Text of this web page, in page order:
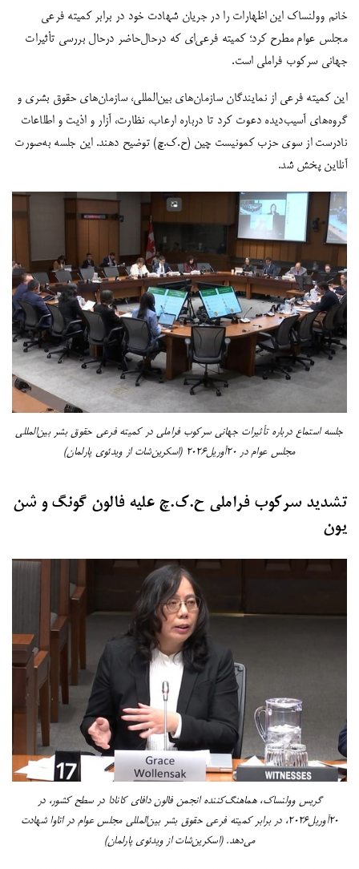
خانم وولنساک این اظهارات را در جریان شهادت خود در برابر کمیته فرعی
مجلس عوام مطرح کرد؛ کمیته فرعی‌ای که درحال‌حاضر درحال بررسی تأثیرات
جهانی سرکوب فراملی است.
این کمیته فرعی از نمایندگان سازمان‌های بین‌المللی، سازمان‌های حقوق بشری و
گروه‌های آسیب‌دیده دعوت کرد تا درباره ارعاب، نظارت، آزار و اذیت و اطلاعات
نادرست از سوی حزب کمونیست چین (ح.ک.چ) توضیح دهند. این جلسه به‌صورت
آنلاین پخش شد.
جلسه استماع درباره تأثیرات جهانی سرکوب فراملی در کمیته فرعی حقوق بشر بین‌المللی
مجلس عوام در ۲۰آوریل۲۰۲۶ (اسکرین‌شات از ویدئوی پارلمان)
تشدید سرکوب فراملی ح.ک.چ علیه فالون گونگ و شن
یون
گریس وولنساک، هماهنگ‌کننده انجمن فالون دافای کانادا در سطح کشور، در
۲۰آوریل۲۰۲۶، در برابر کمیته فرعی حقوق بشر بین‌المللی مجلس عوام در اتاوا شهادت
می‌دهد. (اسکرین‌شات از ویدئوی پارلمان)